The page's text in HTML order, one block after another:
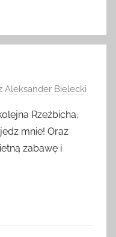
Aleksander Bielecki
Rzeźbicha,
mnie! Oraz
zabawę i